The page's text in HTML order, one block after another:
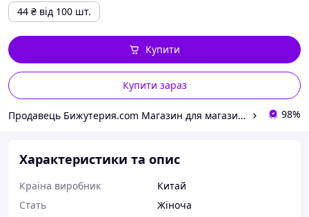
44 ₴ від 100 шт.
Купити зараз
Купити
Продавець Бижутерия.com Магазин для магазинов 98%
Характеристики та опис
Країна виробник
Китай
Стать
Жіноча